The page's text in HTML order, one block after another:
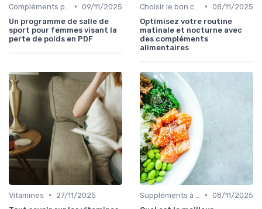
• 09/11/2025
Un programme de salle de
sport pour femmes visant la
perte de poids en PDF
• 08/11/2025
Optimisez votre routine
matinale et nocturne avec
des compléments
alimentaires
Vitamines •
27/11/2025
• 08/11/2025